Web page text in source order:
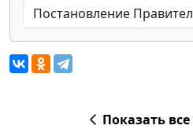
Показать